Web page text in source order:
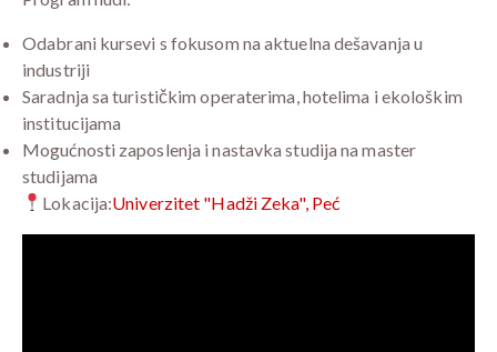
Odabrani kursevi s fokusom na aktuelna dešavanja u
industriji
Saradnja sa turističkim operaterima, hotelima i ekološkim
institucijama
Mogućnosti zaposlenja i nastavka studija na master
studijama
Lokacija:Univerzitet "Hadži Zeka", Peć